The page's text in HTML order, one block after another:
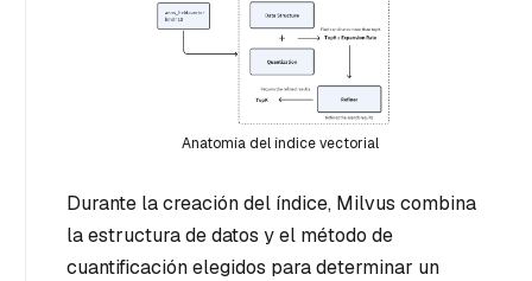
Anatomía del índice vectorial
Durante la creación del índice, Milvus combina
la estructura de datos y el método de
cuantificación elegidos para determinar un